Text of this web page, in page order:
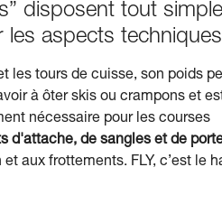
disposent tout
aspects
les tours de cuisse, son poids
à ôter skis ou crampons et
nécessaire pour les courses
d'attache, de sangles et de
aux frottements. FLY, c’est le